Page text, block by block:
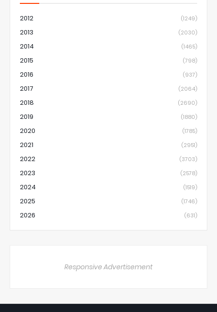
2012 (1249)
2013 (2030)
2014 (1465)
2015 (798)
2016 (937)
2017 (2064)
2018 (2690)
2019 (1880)
2020 (1785)
2021 (2951)
2022 (3703)
2023 (2578)
2024 (1519)
2025 (1746)
2026 (631)
Responsive Advertisement